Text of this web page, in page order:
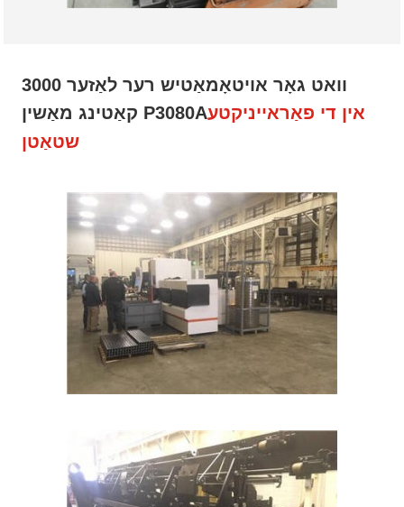
3000 וואט גאָר אויטאָמאַטיש רער לאַזער
קאַטינג מאַשין P3080Aאין די פאַראייניקטע
שטאַטן